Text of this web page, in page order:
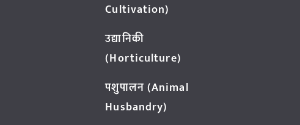
Cultivation)
उद्यानिकी
(Horticulture)
पशुपालन (Animal
Husbandry)